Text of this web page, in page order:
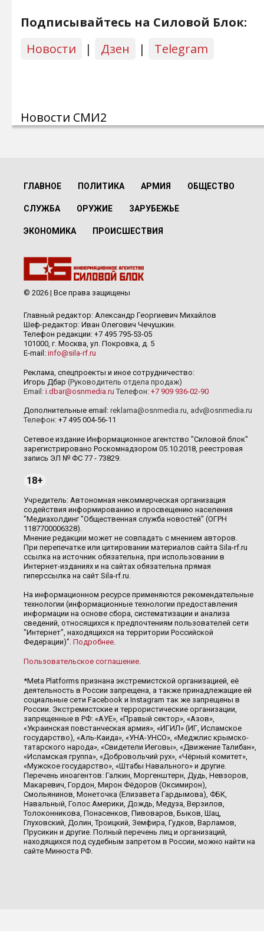
Подписывайтесь на Силовой Блок:
Новости
| Дзен | Telegram
Новости СМИ2
ГЛАВНОЕ ПОЛИТИКА АРМИЯ ОБЩЕСТВО
СЛУЖБА ОРУЖИЕ ЗАРУБЕЖЬЕ
ЭКОНОМИКА ПРОИСШЕСТВИЯ
© 2026 | Все права защищены
Главный редактор: Александр Георгиевич Михайлов
Шеф-редактор: Иван Олегович Чечушкин.
Телефон редакции: +7 495 795-53-05
101000, г. Москва, ул. Покровка, д. 5
E-mail: info@sila-rf.ru
Реклама, спецпроекты и иное сотрудничество:
Игорь Дбар (Руководитель отдела продаж)
Email: i.dbar@osnmedia.ru Телефон: +7 909 936-02-90
Дополнительные email: reklama@osnmedia.ru adv@osnmedia.ru
Телефон: +7 495 004-56-11
Сетевое издание Информационное агентство "Силовой блок"
зарегистрировано Роскомнадзором 05.10.2018, реестровая
запись ЭЛ № ФС 77 - 73829.
18+
Учредитель: Автономная некоммерческая организация
содействия информированию и просвещению населения
"Медиахолдинг "Общественная служба новостей" (ОГРН
1187700006328).
Мнение редакции может не совпадать с мнением авторов.
При перепечатке или цитировании материалов сайта Sila-rf.ru
ссылка на источник обязательна, при использовании в
Интернет-изданиях и на сайтах обязательна прямая
гиперссылка на сайт Sila-rf.ru.
На информационном ресурсе применяются рекомендательные
технологии (информационные технологии предоставления
информации на основе сбора, систематизации и анализа
сведений, относящихся к предпочтениям пользователей сети
"Интернет", находящихся на территории Российской
Федерации)". Подробнее
Пользовательское соглашение
*Meta Platforms признана экстремистской организацией, её
деятельность в России запрещена, а также принадлежащие ей
социальные сети Facebook и Instagram так же запрещены в
России. Экстремистские и террористические организации,
запрещенные в РФ: «АУЕ», «Правый сектор», «Азов»,
«Украинская повстанческая армия», «ИГИЛ» (ИГ, Исламское
государство), «Аль-Каида», «УНА-УНСО», «Меджлис крымско-
татарского народа», «Свидетели Иеговы», «Движение Талибан»,
«Исламская группа», «Добровольчий рух», «Чёрный комитет»,
«Мужское государство», «Штабы Навального» и другие.
Перечень иноагентов: Галкин, Моргенштерн, Дудь, Невзоров,
Макаревич, Гордон, Мирон Фёдоров (Оксимирон),
Смольянинов, Монеточка (Елизавета Гардымова), ФБК,
Навальный, Голос Америки, Дождь, Медуза, Верзилов,
Толоконникова, Понасенков, Пивоваров, Быков, Шац,
Глуховский, Долин, Троицкий, Земфира, Гудков, Варламов,
Прусикин и другие. Полный перечень лиц и организаций,
находящихся под судебным запретом в России, можно найти на
сайте Минюста РФ.